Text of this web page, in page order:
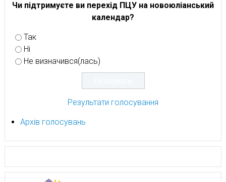
Чи підтримуєте ви перехід ПЦУ на новоюліанський
календар?
Так
Ні
Не визначився(лась)
Результати голосування
Архів голосувань